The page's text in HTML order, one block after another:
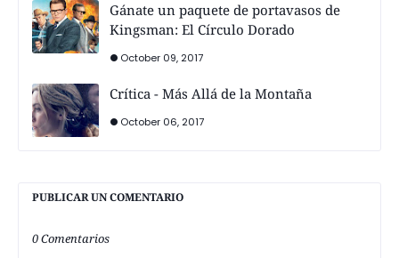
Gánate un paquete de portavasos de
Kingsman: El Círculo Dorado
October 09, 2017
Crítica - Más Allá de la Montaña
October 06, 2017
PUBLICAR UN COMENTARIO
0 Comentarios